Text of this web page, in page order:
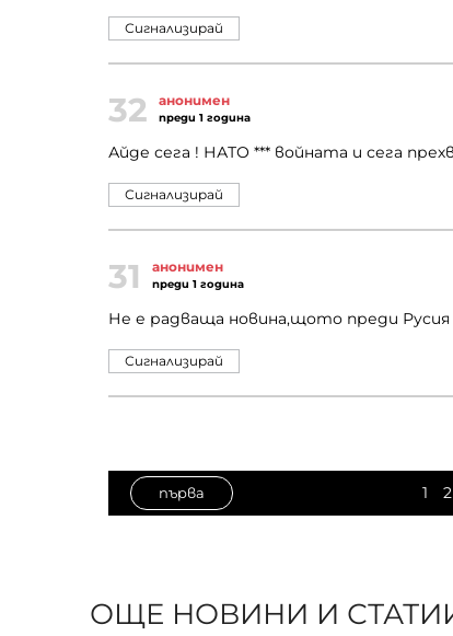
Сигнализирай
32 анонимен
преди 1 година
Айде сега ! НАТО *** войната и сега
Сигнализирай
31 анонимен
преди 1 година
Не е радваща новина,щото преди
Сигнализирай
първа 1 2
ОЩЕ НОВИНИ И